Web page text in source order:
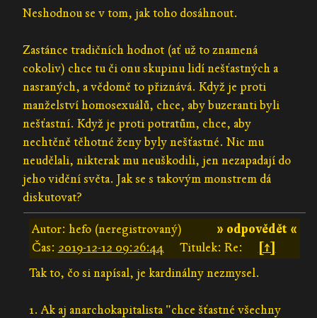
Neshodnou se v tom, jak toho dosáhnout.
Zastánce tradičních hodnot (ať už to znamená
cokoliv) chce tu či onu skupinu lidí nešťastných a
nasraných, a vědomě to přiznává. Když je proti
manželství homosexuálů, chce, aby buzeranti byli
nešťastní. Když je proti potratům, chce, aby
nechtěně těhotné ženy byly nešťastné. Nic mu
neudělali, nikterak mu neuškodili, jen nezapadají do
jeho vidění světa. Jak se s takovým monstrem dá
diskutovat?
» odpovědět «
Autor: hefo (neregistrovaný)
Čas: 2019-12-12 09:26:44 Titulek: Re:
[↑]
Tak to, čo si napísal, je kardinálny nezmysel.
1. Ak aj anarchokapitalista "chce šťastné všechny